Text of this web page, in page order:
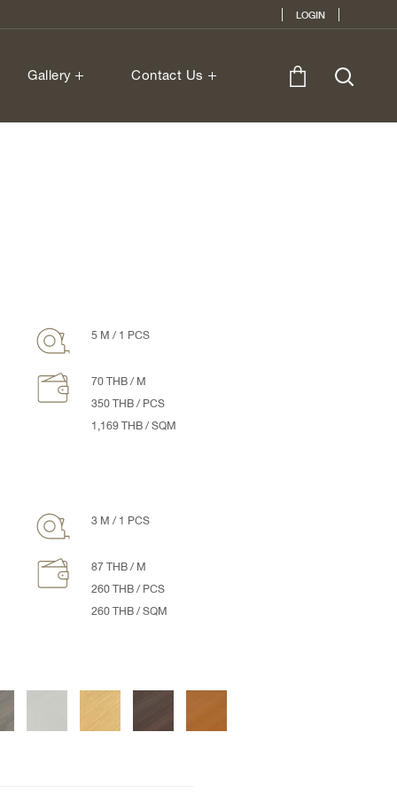
LOGIN
Gallery Contact Us
5 M / 1 PCS
70 THB / M
350 THB / PCS
1,169 THB / SQM
3 M / 1 PCS
87 THB / M
260 THB / PCS
260 THB / SQM